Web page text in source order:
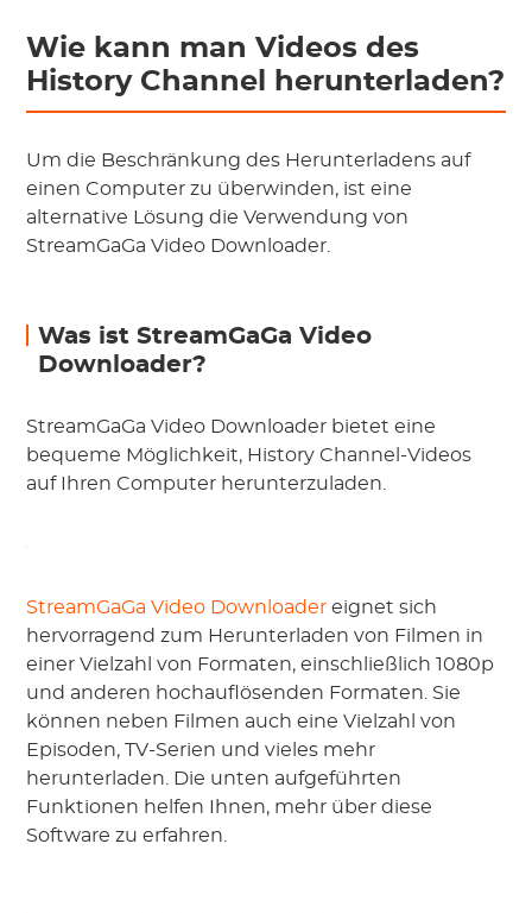
Wie kann man Videos des
History Channel herunterladen?
Um die Beschränkung des Herunterladens auf
einen Computer zu überwinden, ist eine
alternative Lösung die Verwendung von
StreamGaGa Video Downloader.
Was ist StreamGaGa Video
Downloader?
StreamGaGa Video Downloader bietet eine
bequeme Möglichkeit, History Channel-Videos
auf Ihren Computer herunterzuladen.
StreamGaGa Video Downloader eignet sich
hervorragend zum Herunterladen von Filmen in
einer Vielzahl von Formaten, einschließlich 1080p
und anderen hochauflösenden Formaten. Sie
können neben Filmen auch eine Vielzahl von
Episoden, TV-Serien und vieles mehr
herunterladen. Die unten aufgeführten
Funktionen helfen Ihnen, mehr über diese
Software zu erfahren.